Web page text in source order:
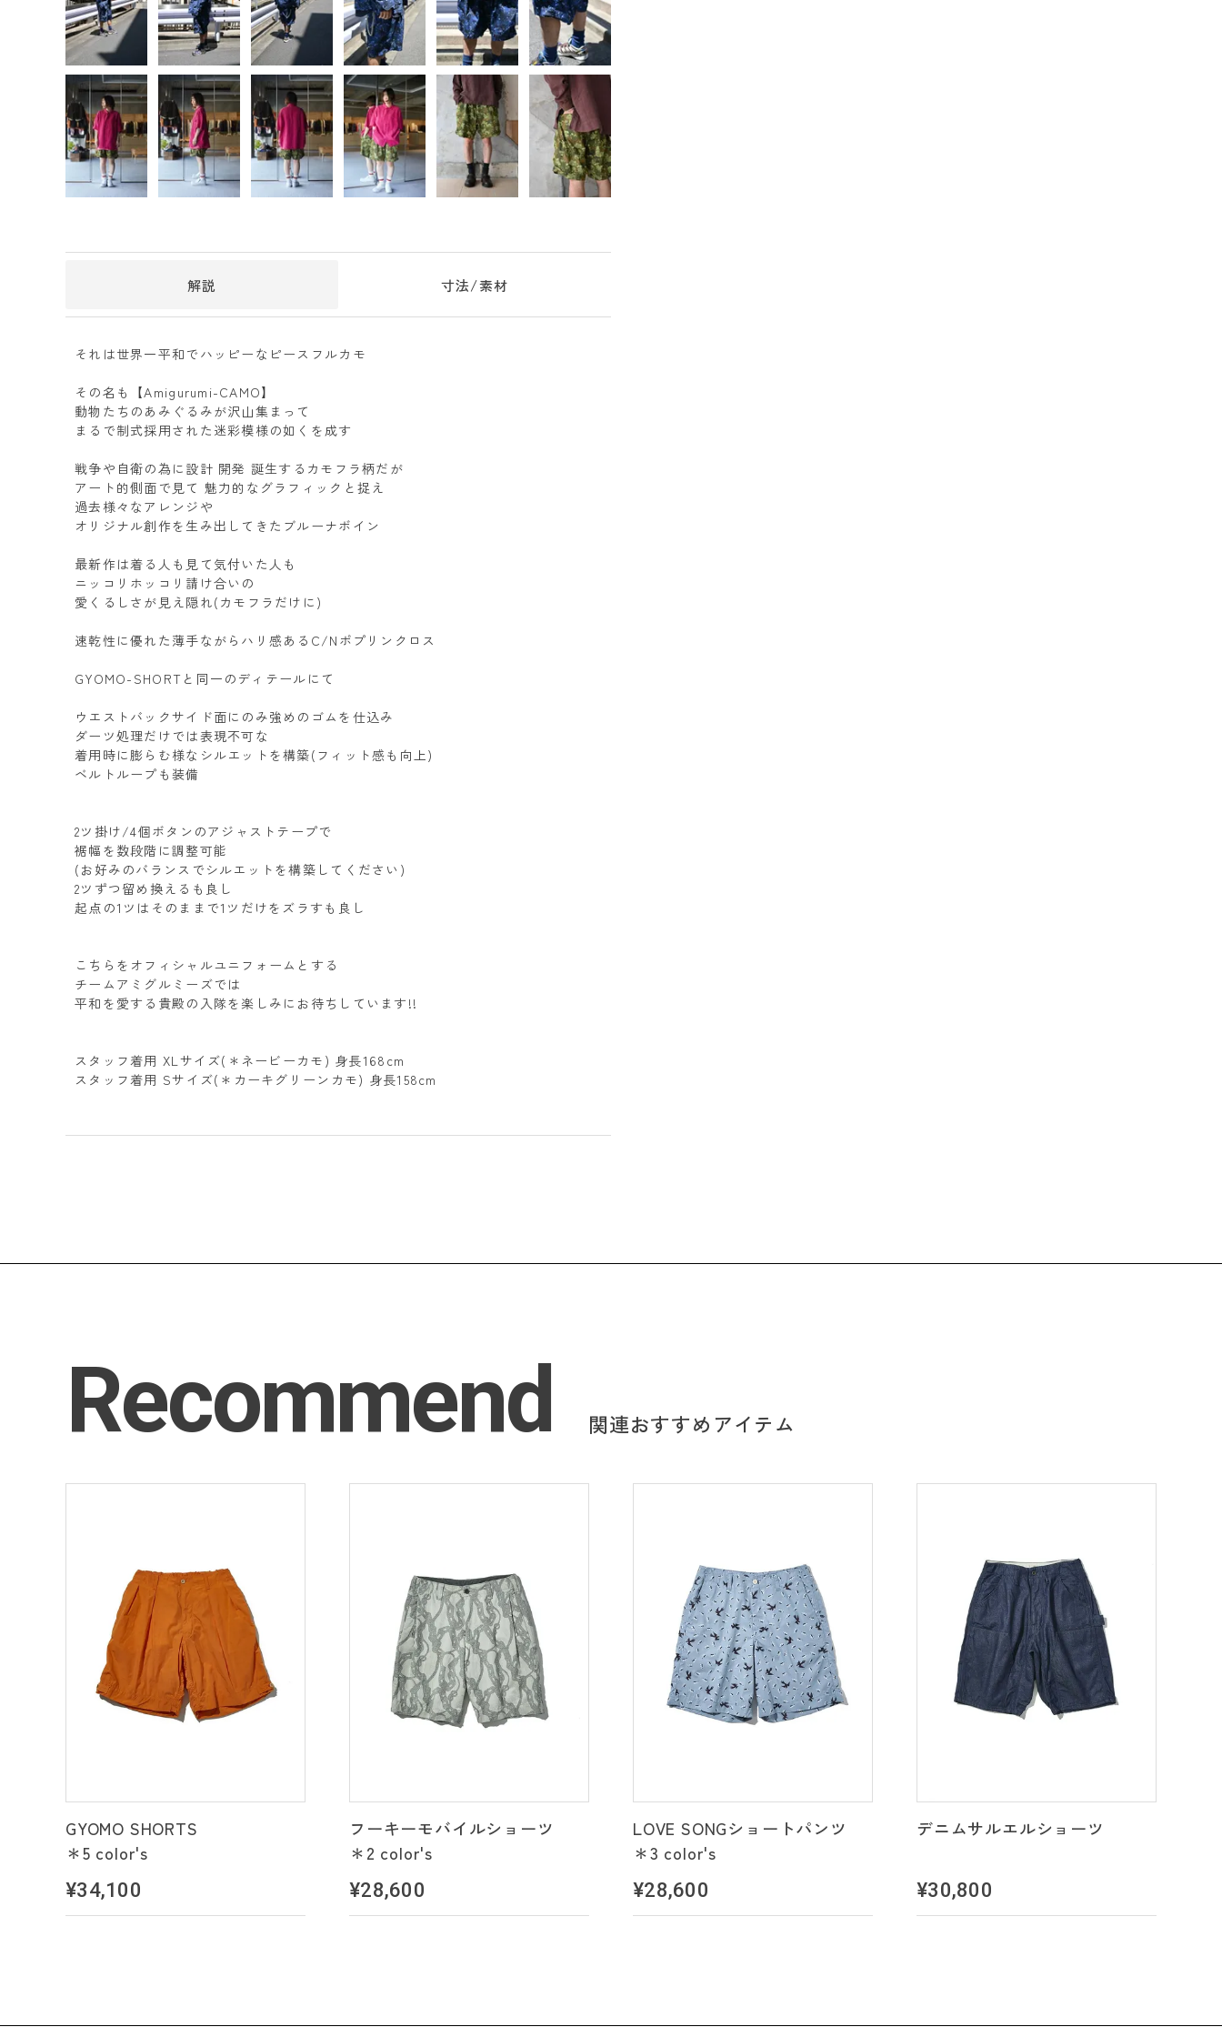
解説 寸法/素材
それは世界一平和でハッピーなピースフルカモ
その名も【Amigurumi-CAMO】
動物たちのあみぐるみが沢山集まって
まるで制式採用された迷彩模様の如くを成す
戦争や自衛の為に設計 開発 誕生するカモフラ柄だが
アート的側面で見て 魅力的なグラフィックと捉え
過去様々なアレンジや
オリジナル創作を生み出してきたブルーナボイン
最新作は着る人も見て気付いた人も
ニッコリホッコリ請け合いの
愛くるしさが見え隠れ(カモフラだけに)
速乾性に優れた薄手ながらハリ感あるC/Nポプリンクロス
GYOMO-SHORTと同一のディテールにて
ウエストバックサイド面にのみ強めのゴムを仕込み
ダーツ処理だけでは表現不可な
着用時に膨らむ様なシルエットを構築(フィット感も向上)
ベルトループも装備
2ツ掛け/4個ボタンのアジャストテープで
裾幅を数段階に調整可能
(お好みのバランスでシルエットを構築してください)
2ツずつ留め換えるも良し
起点の1ツはそのままで1ツだけをズラすも良し
こちらをオフィシャルユニフォームとする
チームアミグルミーズでは
平和を愛する貴殿の入隊を楽しみにお待ちしています!!
スタッフ着用 XLサイズ(＊ネービーカモ) 身長168cm
スタッフ着用 Sサイズ(＊カーキグリーンカモ) 身長158cm
Recommend 関連おすすめアイテム
GYOMO SHORTS
＊5 color's
¥34,100
フーキーモバイルショーツ
＊2 color's
¥28,600
LOVE SONGショートパンツ
＊3 color's
¥28,600
デニムサルエルショーツ
¥30,800